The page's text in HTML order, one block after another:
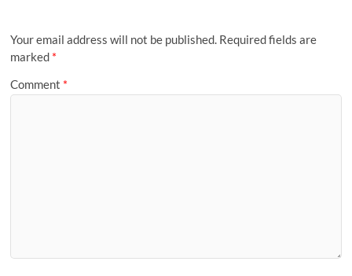
Your email address will not be published. Required fields are
marked *
Comment *